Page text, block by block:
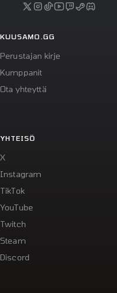
KUUSAMO.GG
Perustajan kirje
Kumppanit
Ota yhteyttä
YHTEISÖ
X
Instagram
TikTok
YouTube
Twitch
Steam
Discord